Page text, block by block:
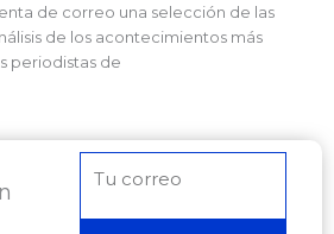
de correo una selección de las
de los acontecimientos más
periodistas de
electrónico